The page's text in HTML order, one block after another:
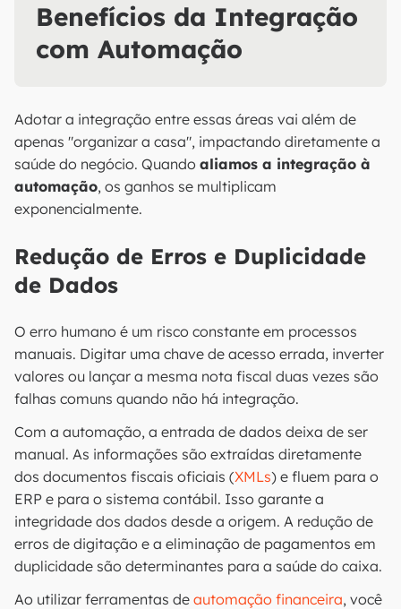
Benefícios da Integração
com Automação
Adotar a integração entre essas áreas vai além de
apenas "organizar a casa", impactando diretamente a
saúde do negócio. Quando aliamos a integração à
automação, os ganhos se multiplicam
exponencialmente.
Redução de Erros e Duplicidade
de Dados
O erro humano é um risco constante em processos
manuais. Digitar uma chave de acesso errada, inverter
valores ou lançar a mesma nota fiscal duas vezes são
falhas comuns quando não há integração.
Com a automação, a entrada de dados deixa de ser
manual. As informações são extraídas diretamente
dos documentos fiscais oficiais (XMLs) e fluem para o
ERP e para o sistema contábil. Isso garante a
integridade dos dados desde a origem. A redução de
erros de digitação e a eliminação de pagamentos em
duplicidade são determinantes para a saúde do caixa.
Ao utilizar ferramentas de automação financeira, você